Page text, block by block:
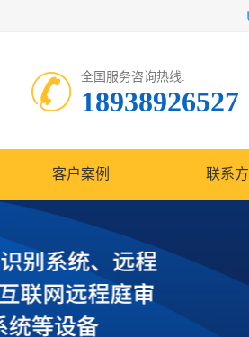
全国服务咨询热线:
18938926527
客户案例 联系